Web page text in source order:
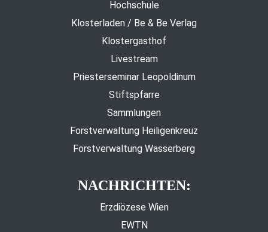
Hochschule
Klosterladen / Be & Be Verlag
Klostergasthof
Livestream
Priesterseminar Leopoldinum
Stiftspfarre
Sammlungen
Forstverwaltung Heiligenkreuz
Forstverwaltung Wasserberg
NACHRICHTEN:
Erzdiözese Wien
EWTN